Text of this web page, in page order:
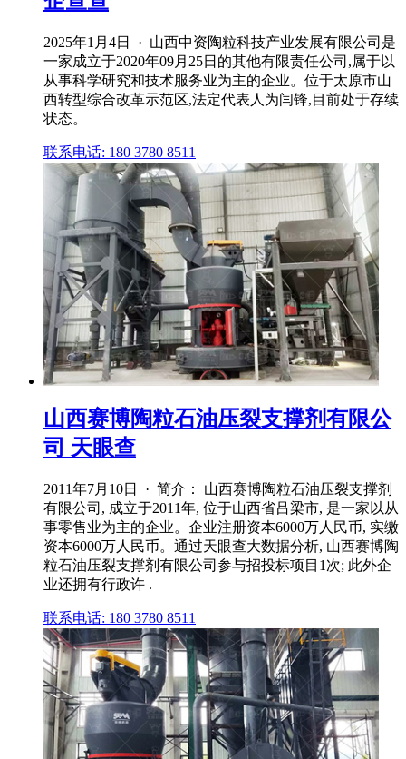
2025年1月4日 · 山西中资陶粒科技产业发展有限公司是
⼀家成⽴于2020年09月25日的其他有限责任公司,属于以
从事科学研究和技术服务业为主的企业。位于太原市山
西转型综合改革示范区,法定代表人为闫锋,目前处于存续
状态。
联系电话: 180 3780 8511
山西赛博陶粒石油压裂支撑剂有限公
司 天眼查
2011年7月10日 · 简介： 山西赛博陶粒石油压裂支撑剂
有限公司, 成立于2011年, 位于山西省吕梁市, 是一家以从
事零售业为主的企业。企业注册资本6000万人民币, 实缴
资本6000万人民币。通过天眼查大数据分析, 山西赛博陶
粒石油压裂支撑剂有限公司参与招投标项目1次; 此外企
业还拥有行政许 .
联系电话: 180 3780 8511